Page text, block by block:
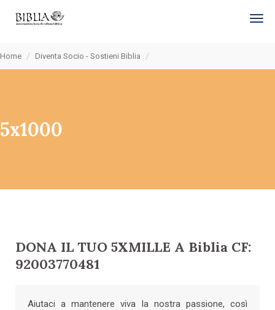
Home Diventa Socio - Sostieni Biblia
5x1000
DONA IL TUO 5XMILLE A Biblia CF:
92003770481
Aiutaci a mantenere viva la nostra passione, così